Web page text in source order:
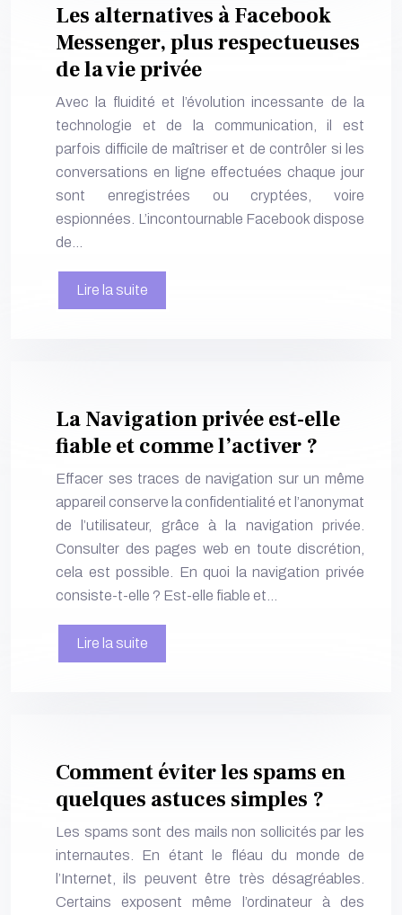
Les alternatives à Facebook
Messenger, plus respectueuses
de la vie privée
Avec la fluidité et l’évolution incessante de la
technologie et de la communication, il est
parfois difficile de maîtriser et de contrôler si les
conversations en ligne effectuées chaque jour
sont enregistrées ou cryptées, voire
espionnées. L’incontournable Facebook dispose
de…
Lire la suite
La Navigation privée est-elle
fiable et comme l’activer ?
Effacer ses traces de navigation sur un même
appareil conserve la confidentialité et l’anonymat
de l’utilisateur, grâce à la navigation privée.
Consulter des pages web en toute discrétion,
cela est possible. En quoi la navigation privée
consiste-t-elle ? Est-elle fiable et…
Lire la suite
Comment éviter les spams en
quelques astuces simples ?
Les spams sont des mails non sollicités par les
internautes. En étant le fléau du monde de
l’Internet, ils peuvent être très désagréables.
Certains exposent même l’ordinateur à des